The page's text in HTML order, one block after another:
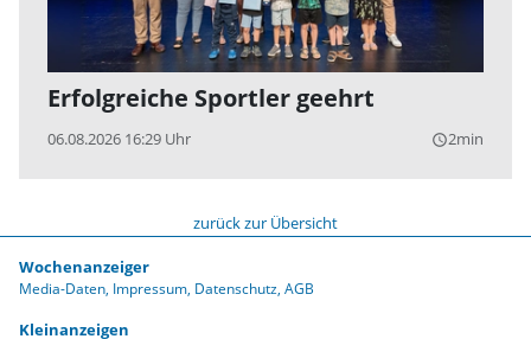
Erfolgreiche Sportler geehrt
06.08.2026 16:29 Uhr query_builder2min
zurück zur Übersicht
Wochenanzeiger
Media-Daten Impressum Datenschutz AGB
Kleinanzeigen